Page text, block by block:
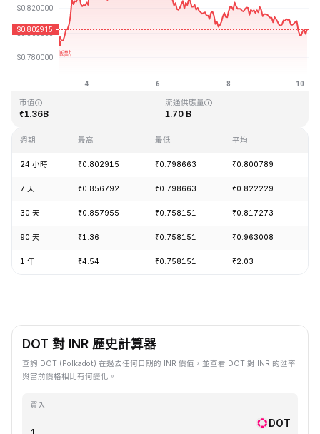
最近更新時間：2026-08-10 04:56 (GMT+0)
市值
₹1.36B
流通供應量
1.70 B
週期 最高 最低 平均
24 小時 ₹0.802915 ₹0.798663 ₹0.800789
7 天 ₹0.856792 ₹0.798663 ₹0.822229
30 天 ₹0.857955 ₹0.758151 ₹0.817273
90 天 ₹1.36 ₹0.758151 ₹0.963008
1 年 ₹4.54 ₹0.758151 ₹2.03
DOT 對 INR 歷史計算器
查詢 DOT (Polkadot) 在過去任何日期的 INR 價值，並查看 DOT 對 INR 的匯率
與當前價格相比有何變化。
買入
DOT